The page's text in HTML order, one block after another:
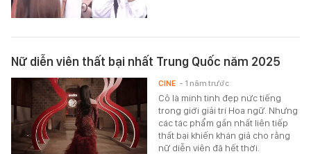
Nữ diễn viên thất bại nhất Trung Quốc năm 2025
Cô là minh tinh đẹp nức tiếng
trong giới giải trí Hoa ngữ. Nhưng
các tác phẩm gần nhất liên tiếp
thất bại khiến khán giả cho rằng
nữ diễn viên đã hết thời.
CINE - 1 năm trước